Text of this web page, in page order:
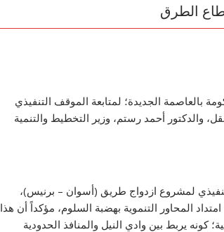
الطرق
بالعاصمة الجديدة؛ لمتابعة الموقف التنفيذي
والدكتور أحمد رستم، وزير التخطيط والتنمية
لمشروع ازدواج طريق (أسوان – برنيس)،
البحر الأحمر بطول 327 كم، وصولاً إلى امتداد المحاور التنموية بهضبة السلوم، مؤكداً أن هذا
كونه يربط بين وادي النيل والمنافذ الحدودية